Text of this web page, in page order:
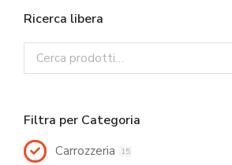
Ricerca libera
Filtra per Categoria
Carrozzeria 15